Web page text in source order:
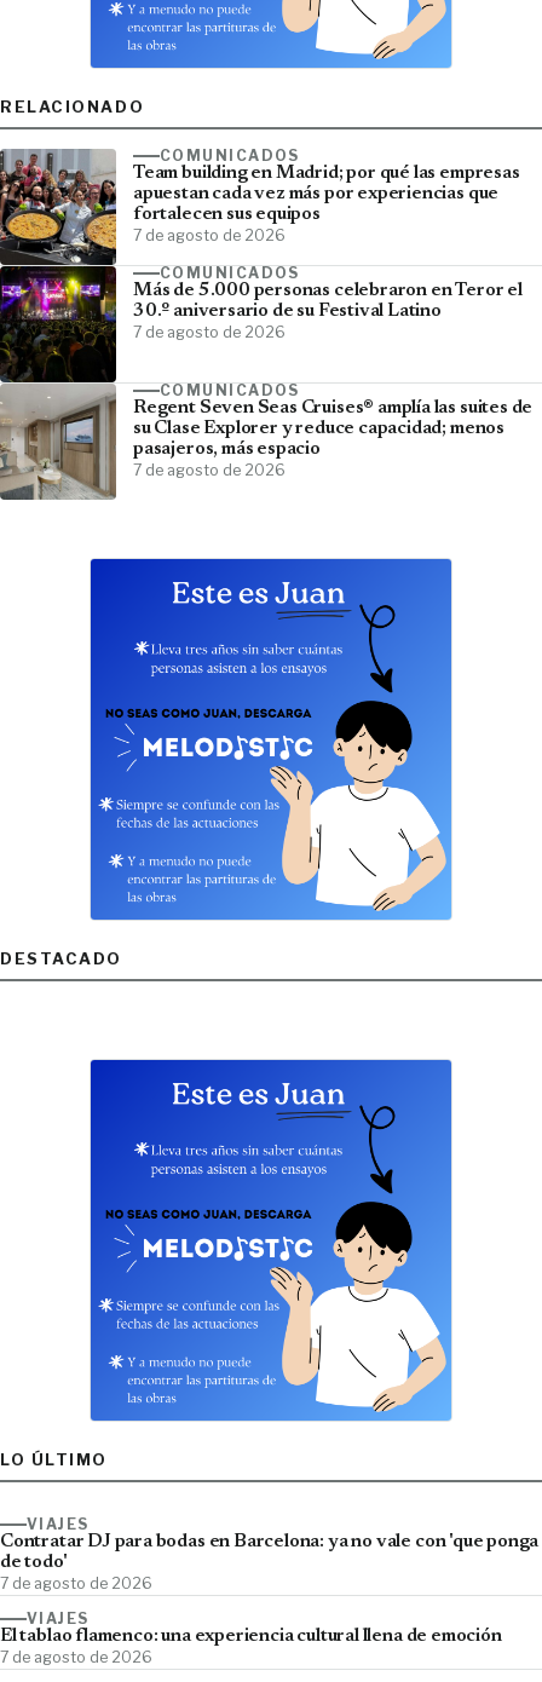
RELACIONADO
COMUNICADOS
Team building en Madrid; por qué las empresas
apuestan cada vez más por experiencias que
fortalecen sus equipos
7 de agosto de 2026
COMUNICADOS
Más de 5.000 personas celebraron en Teror el
30.º aniversario de su Festival Latino
7 de agosto de 2026
COMUNICADOS
Regent Seven Seas Cruises® amplía las suites de
su Clase Explorer y reduce capacidad; menos
pasajeros, más espacio
7 de agosto de 2026
DESTACADO
LO ÚLTIMO
VIAJES
Contratar DJ para bodas en Barcelona: ya no vale con 'que ponga
de todo'
7 de agosto de 2026
VIAJES
El tablao flamenco: una experiencia cultural llena de emoción
7 de agosto de 2026